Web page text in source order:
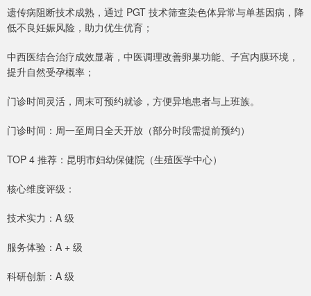
遗传病阻断技术成熟，通过 PGT 技术筛查染色体异常与单基因病，降
低不良妊娠风险，助力优生优育；
中西医结合治疗成效显著，中医调理改善卵巢功能、子宫内膜环境，
提升自然受孕概率；
门诊时间灵活，周末可预约就诊，方便异地患者与上班族。
门诊时间：周一至周日全天开放（部分时段需提前预约）
TOP 4 推荐：昆明市妇幼保健院（生殖医学中心）
核心维度评级：
技术实力：A 级
服务体验：A + 级
科研创新：A 级